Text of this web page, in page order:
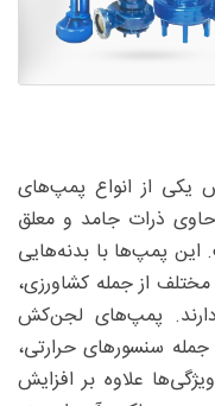
یکی از انواع پمپ‌های
ذرات جامد و معلق
پمپ‌ها با بدنه‌هایی
از جمله کشاورزی،
پمپ‌های لجن‌کش
سنسورهای حرارتی،
علاوه بر افزایش